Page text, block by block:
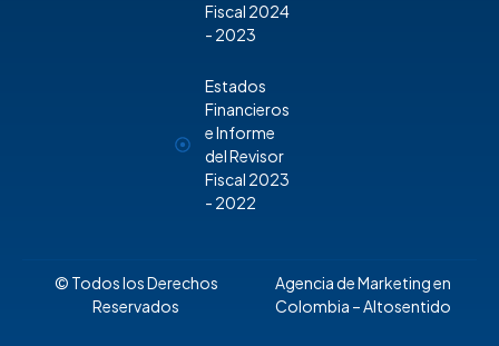
Fiscal 2024
- 2023
Estados
Financieros
e Informe
del Revisor
Fiscal 2023
- 2022
© Todos los Derechos
Reservados
Agencia de Marketing en
Colombia – Altosentido